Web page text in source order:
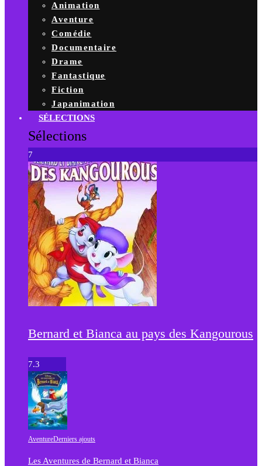
Animation
Aventure
Comédie
Documentaire
Drame
Fantastique
Fiction
Japanimation
SÉLECTIONS
Sélections
7
Bernard et Bianca au pays des Kangourous
7.3
AventureDerniers ajouts
Les Aventures de Bernard et Bianca